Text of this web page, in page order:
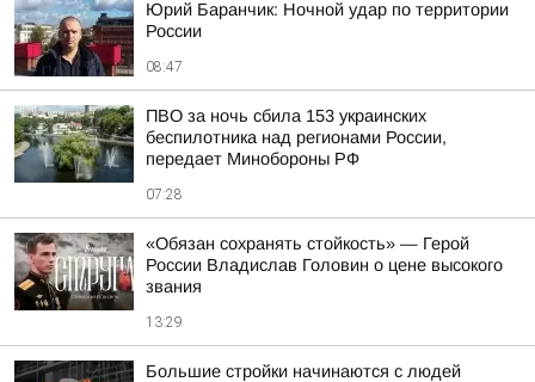
Юрий Баранчик: Ночной удар по территории
России
08:47
ПВО за ночь сбила 153 украинских
беспилотника над регионами России,
передает Минобороны РФ
07:28
«Обязан сохранять стойкость» — Герой
России Владислав Головин о цене высокого
звания
13:29
Большие стройки начинаются с людей